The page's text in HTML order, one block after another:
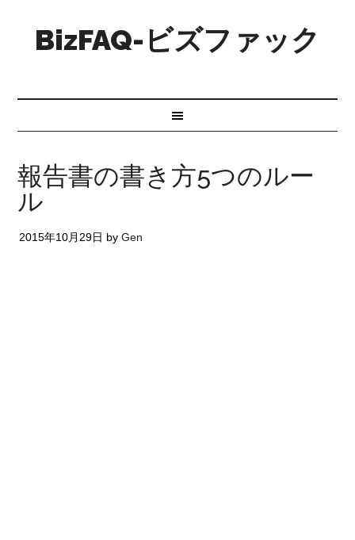
BizFAQ-ビズファック
報告書の書き方5つのルー
ル
2015年10月29日 byGen